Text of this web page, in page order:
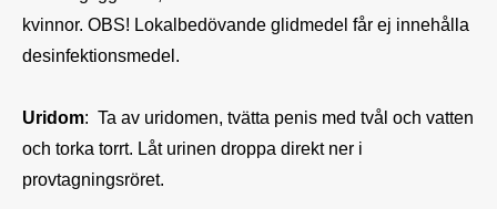
kvinnor. OBS! Lokalbedövande glidmedel får ej innehålla
desinfektionsmedel.
Uridom:  Ta av uridomen, tvätta penis med tvål och vatten
och torka torrt. Låt urinen droppa direkt ner i
provtagningsröret.